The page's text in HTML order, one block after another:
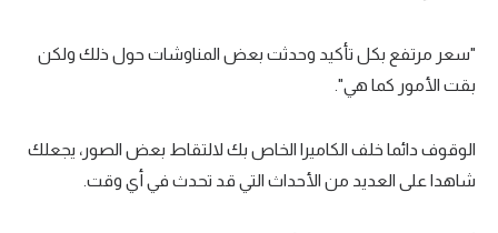
"سعر مرتفع بكل تأكيد وحدثت بعض المناوشات حول ذلك ولكن
بقت الأمور كما هي".
الوقوف دائما خلف الكاميرا الخاص بك لالتقاط بعض الصور، يجعلك
شاهدا على العديد من الأحداث التي قد تحدث في أي وقت.